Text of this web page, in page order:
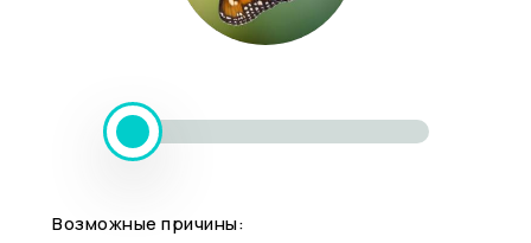
Возможные причины: